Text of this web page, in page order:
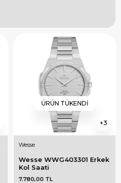
3
ÜRÜN TÜKENDI
Wesse
Wesse WWG403301 Erkek
Kol Saati
7.780,00 TL